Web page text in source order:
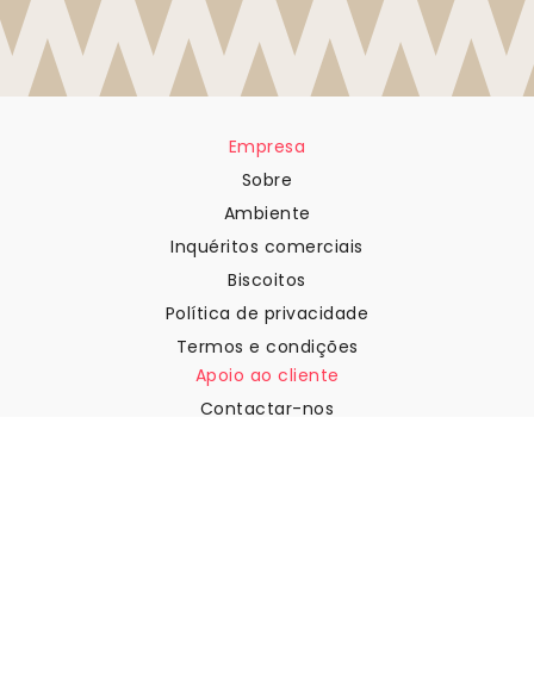
Empresa
Sobre
Ambiente
Inquéritos comerciais
Biscoitos
Política de privacidade
Termos e condições
Apoio ao cliente
Contactar-nos